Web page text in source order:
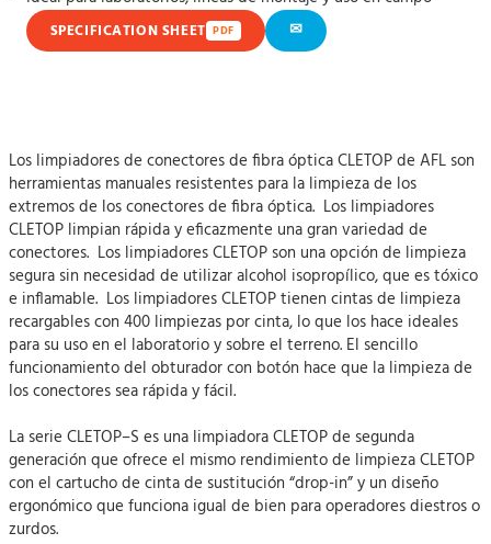
SPECIFICATION SHEET PDF ✉
Los limpiadores de conectores de fibra óptica CLETOP de AFL son
herramientas manuales resistentes para la limpieza de los
extremos de los conectores de fibra óptica. Los limpiadores
CLETOP limpian rápida y eficazmente una gran variedad de
conectores. Los limpiadores CLETOP son una opción de limpieza
segura sin necesidad de utilizar alcohol isopropílico, que es tóxico
e inflamable. Los limpiadores CLETOP tienen cintas de limpieza
recargables con 400 limpiezas por cinta, lo que los hace ideales
para su uso en el laboratorio y sobre el terreno. El sencillo
funcionamiento del obturador con botón hace que la limpieza de
los conectores sea rápida y fácil.
La serie CLETOP–S es una limpiadora CLETOP de segunda
generación que ofrece el mismo rendimiento de limpieza CLETOP
con el cartucho de cinta de sustitución “drop-in” y un diseño
ergonómico que funciona igual de bien para operadores diestros o
zurdos.